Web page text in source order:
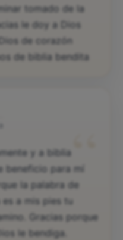
tomado de la
le doy a Dios
de corazón
de biblia bendita
“
y a biblia
beneficio para mí
la palabra de
es a mis pies tu
Gracias porque
le bendiga.